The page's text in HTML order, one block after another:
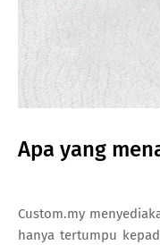
Apa yang
Custom.my
hanya tertumpu